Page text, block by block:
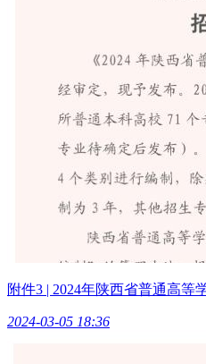
附件3 | 2024年陕西省普通高等
2024-03-05 18:36